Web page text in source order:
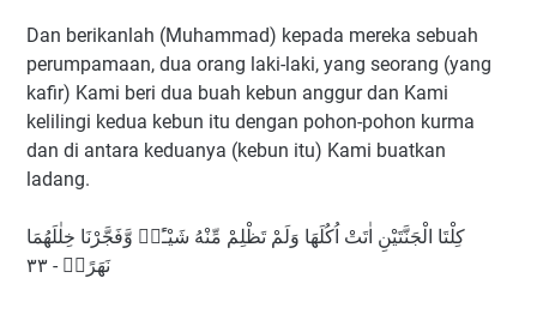
Dan berikanlah (Muhammad) kepada mereka sebuah
perumpamaan, dua orang laki-laki, yang seorang (yang
kafir) Kami beri dua buah kebun anggur dan Kami
kelilingi kedua kebun itu dengan pohon-pohon kurma
dan di antara keduanya (kebun itu) Kami buatkan
ladang.
كِلْتَا الْجَنَّتَيْنِ اٰتَتْ اُكُلَهَا وَلَمْ تَظْلِمْ مِّنْهُ شَيْـًٔاۙ وَّفَجَّرْنَا خِلٰلَهُمَا
نَهَرًاۙ - ٣٣